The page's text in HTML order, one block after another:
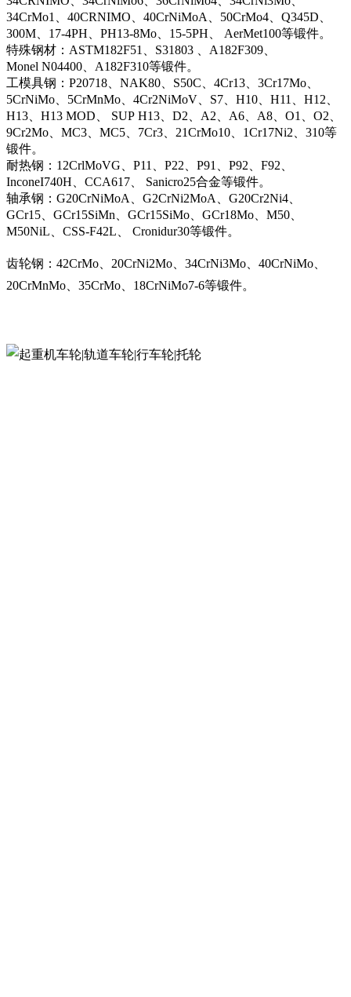
34CrMo1、40CRNIMO、40CrNiMoA、50CrMo4、Q345D、
300M、17-4PH、PH13-8Mo、15-5PH、 AerMet100等锻件。
特殊钢材：ASTM182F51、S31803 、A182F309、
Monel N04400、A182F310等锻件。
工模具钢：P20718、NAK80、S50C、4Cr13、3Cr17Mo、
5CrNiMo、5CrMnMo、4Cr2NiMoV、S7、H10、H11、H12、
H13、H13 MOD、 SUP H13、D2、A2、A6、A8、O1、O2、
9Cr2Mo、MC3、MC5、7Cr3、21CrMo10、1Cr17Ni2、310等
锻件。
耐热钢：12CrlMoVG、P11、P22、P91、P92、F92、
InconeI740H、CCA617、 Sanicro25合金等锻件。
轴承钢：G20CrNiMoA、G2CrNi2MoA、G20Cr2Ni4、
GCr15、GCr15SiMn、GCr15SiMo、GCr18Mo、M50、
M50NiL、CSS-F42L、 Cronidur30等锻件。
齿轮钢：42CrMo、20CrNi2Mo、34CrNi3Mo、40CrNiMo、
20CrMnMo、35CrMo、18CrNiMo7-6等锻件。